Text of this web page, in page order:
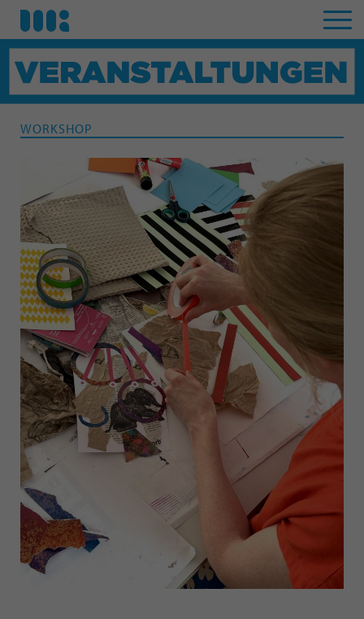
WORKSHOP